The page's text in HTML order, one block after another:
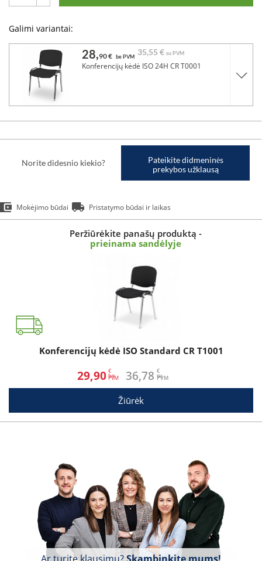
Galimi variantai:
28,90 € be PVM 35,55 € su PVM
Konferencijų kėdė ISO 24H CR T0001
Norite didesnio kiekio?
Pateikite didmeninės
prekybos užklausą
Mokėjimo būdai Pristatymo būdai ir laikas
Peržiūrėkite panašų produktą -
prieinama sandėlyje
Konferencijų kėdė ISO Standard CR T1001
29,90€
be PVM 36,78€
su PVM
Žiūrėk